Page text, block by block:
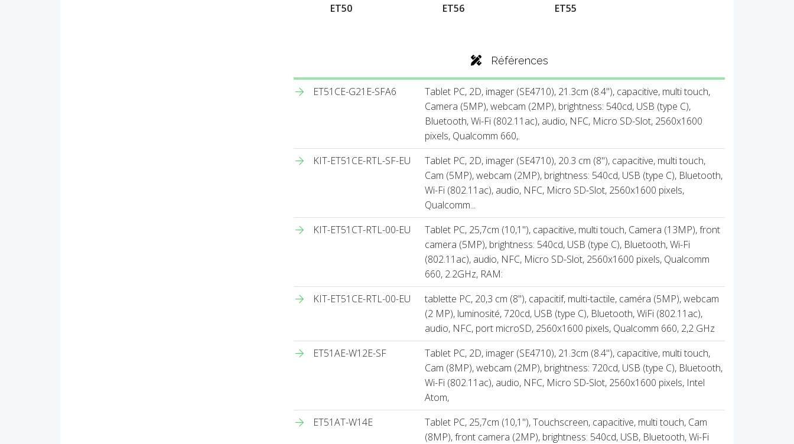
ET50 ET56 ET55
Références
ET51CE-G21E-SFA6
Tablet PC, 2D, imager (SE4710), 21.3cm (8.4''), capacitive, multi touch,
Camera (5MP), webcam (2MP), brightness: 540cd, USB (type C),
Bluetooth, Wi-Fi (802.11ac), audio, NFC, Micro SD-Slot, 2560x1600
pixels, Qualcomm 660,.
KIT-ET51CE-RTL-SF-EU
Tablet PC, 2D, imager (SE4710), 20.3 cm (8''), capacitive, multi touch,
Cam (5MP), webcam (2MP), brightness: 540cd, USB (type C), Bluetooth,
Wi-Fi (802.11ac), audio, NFC, Micro SD-Slot, 2560x1600 pixels,
Qualcomm...
KIT-ET51CT-RTL-00-EU
Tablet PC, 25,7cm (10,1''), capacitive, multi touch, Camera (13MP), front
camera (5MP), brightness: 540cd, USB (type C), Bluetooth, Wi-Fi
(802.11ac), audio, NFC, Micro SD-Slot, 2560x1600 pixels, Qualcomm
660, 2.2GHz, RAM:
KIT-ET51CE-RTL-00-EU
tablette PC, 20,3 cm (8''), capacitif, multi-tactile, caméra (5MP), webcam
(2 MP), luminosité, 720cd, USB (type C), Bluetooth, WiFi (802.11ac),
audio, NFC, port microSD, 2560x1600 pixels, Qualcomm 660, 2,2 GHz
ET51AE-W12E-SF
Tablet PC, 2D, imager (SE4710), 21.3cm (8.4''), capacitive, multi touch,
Cam (8MP), webcam (2MP), brightness: 720cd, USB (type C), Bluetooth,
Wi-Fi (802.11ac), audio, NFC, Micro SD-Slot, 2560x1600 pixels, Intel
Atom,
ET51AT-W14E
Tablet PC, 25,7cm (10,1''), Touchscreen, capacitive, multi touch, Cam
(8MP), front camera (2MP), brightness: 540cd, USB, Bluetooth, Wi-Fi